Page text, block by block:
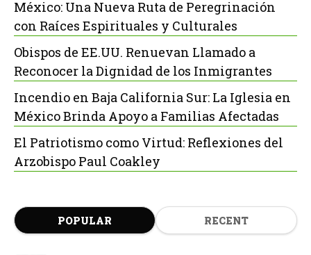
México: Una Nueva Ruta de Peregrinación
con Raíces Espirituales y Culturales
Obispos de EE.UU. Renuevan Llamado a
Reconocer la Dignidad de los Inmigrantes
Incendio en Baja California Sur: La Iglesia en
México Brinda Apoyo a Familias Afectadas
El Patriotismo como Virtud: Reflexiones del
Arzobispo Paul Coakley
POPULAR RECENT